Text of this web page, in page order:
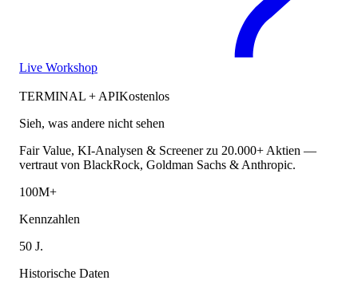
Live Workshop
TERMINAL + APIKostenlos
Sieh, was andere nicht sehen
Fair Value, KI-Analysen & Screener zu 20.000+ Aktien —
vertraut von BlackRock, Goldman Sachs & Anthropic.
100M+
Kennzahlen
50 J.
Historische Daten